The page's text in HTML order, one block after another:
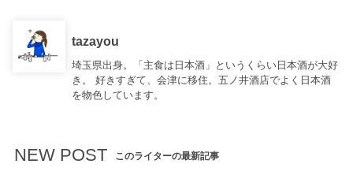
tazayou
埼玉県出身。「主食は日本酒」というくらい日本酒が大好
き。 好きすぎて、会津に移住。五ノ井酒店でよく日本酒
を物色しています。
NEW POST このライターの最新記事